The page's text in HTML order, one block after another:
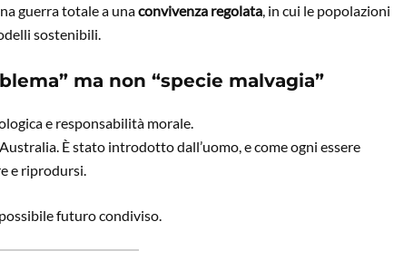
guerra totale a unaconvivenza regolata, in cui le popolazioni
sostenibili.
ma non “specie malvagia”
e responsabilità morale.
È stato introdotto dall’uomo, e come ogni essere
e riprodursi.
futuro condiviso.